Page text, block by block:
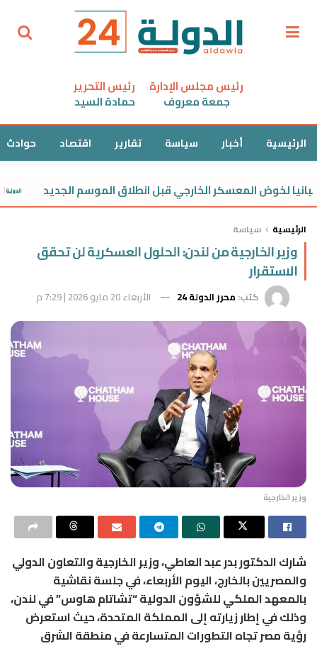
رئيس مجلس الإدارة
جمعة معروف
رئيس التحرير
حمادة السيد
الرئيسية أخبار سياسة تقارير اقتصاد حوادث
لخوض المعسكر الخارجي قبل انطلاق الموسم الجديد
الرئيسية سياسة
وزير الخارجية من لندن: الحلول العسكرية لن تحقق
الاستقرار
كتب: محرر الدولة 24 الأربعاء 20 مايو 2026 | 7:29 م
وزير الخارجية
شارك الدكتور بدر عبد العاطي، وزير الخارجية والتعاون الدولي
والمصريين بالخارج، اليوم الأربعاء، في جلسة نقاشية
بالمعهد الملكي للشؤون الدولية “تشاتام هاوس” في لندن،
وذلك في إطار زيارته إلى المملكة المتحدة، حيث استعرض
رؤية مصر تجاه التطورات المتسارعة في منطقة الشرق